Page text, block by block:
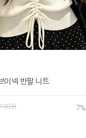
이넥 반팔 니트
원 7%